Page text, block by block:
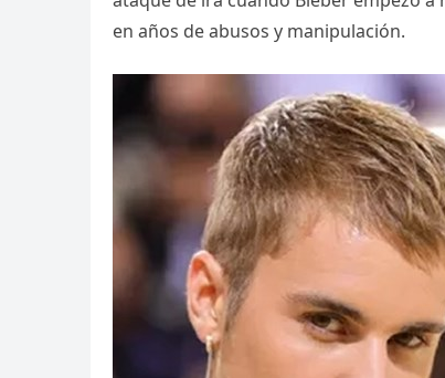
en años de abusos y manipulación.